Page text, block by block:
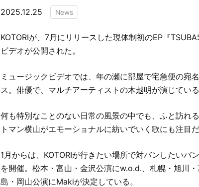
2025.12.25 News
KOTORIが、7月にリリースした現体制初のEP『
ビデオが公開された。
ミュージックビデオでは、年の瀬に部屋で宅急便の宛
ス。俳優で、マルチアーティストの木越明が演じている
何も特別なことのない日常の風景の中でも、ふと訪れ
トマン横山がエモーショナルに紡いでいく歌にも注目だ
1月からは、KOTORIが行きたい場所で対バンしたいバ
を開催。松本・富山・金沢公演にw.o.d.、札幌・旭川
島・岡山公演にMakiが決定している。